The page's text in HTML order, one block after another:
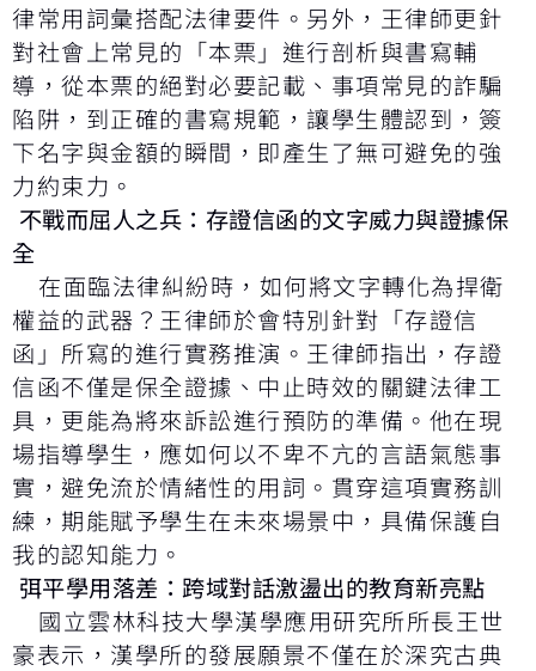
律常用詞彙搭配法律要件。另外，王律師更針
對社會上常見的「本票」進行剖析與書寫輔
導，從本票的絕對必要記載、事項常見的詐騙
陷阱，到正確的書寫規範，讓學生體認到，簽
下名字與金額的瞬間，即產生了無可避免的強
力約束力。
不戰而屈人之兵：存證信函的文字威力與證據保
全
在面臨法律糾紛時，如何將文字轉化為捍衛
權益的武器？王律師於會特別針對「存證信
函」所寫的進行實務推演。王律師指出，存證
信函不僅是保全證據、中止時效的關鍵法律工
具，更能為將來訴訟進行預防的準備。他在現
場指導學生，應如何以不卑不亢的言語氣態事
實，避免流於情緒性的用詞。貫穿這項實務訓
練，期能賦予學生在未來場景中，具備保護自
我的認知能力。
弭平學用落差：跨域對話激盪出的教育新亮點
國立雲林科技大學漢學應用研究所所長王世
豪表示，漢學所的發展願景不僅在於深究古典